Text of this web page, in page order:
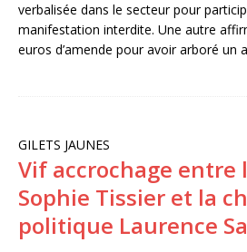
verbalisée dans le secteur pour
manifestation interdite. Une autre
euros d’amende pour avoir arboré un
GILETS JAUNES
Vif accrochage entre
Sophie Tissier et la
politique Laurence